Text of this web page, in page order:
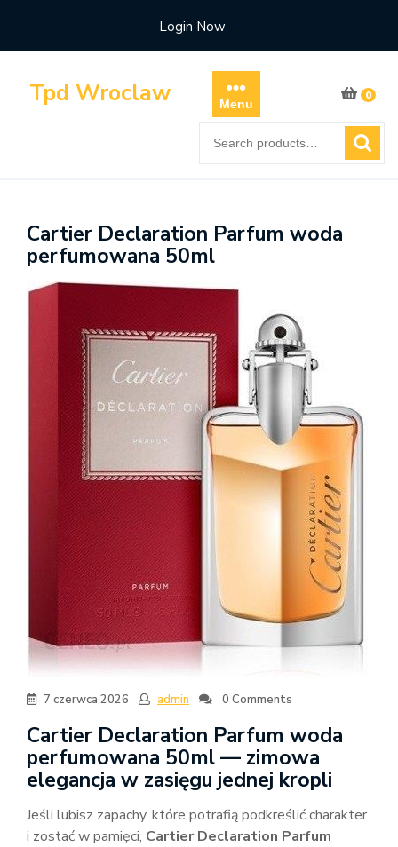
content
Login Now
Tpd Wroclaw Menu
0
for:
Cartier Declaration Parfum woda
perfumowana 50ml
7 czerwca 2026 admin 0 Comments
Cartier Declaration Parfum woda
perfumowana 50ml — zimowa
elegancja w zasięgu jednej kropli
Jeśli lubisz zapachy, które potrafią podkreślić charakter
i zostać w pamięci, Cartier Declaration Parfum